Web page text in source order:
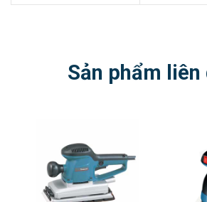
Sản phẩm liên